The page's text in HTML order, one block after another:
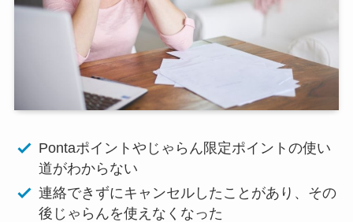
Pontaポイントやじゃらん限定ポイントの使い
道がわからない
連絡できずにキャンセルしたことがあり、その
後じゃらんを使えなくなった